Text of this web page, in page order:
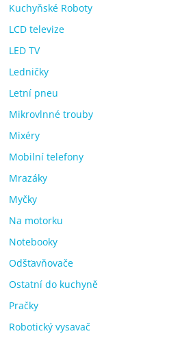
Kuchyňské Roboty
LCD televize
LED TV
Ledničky
Letní pneu
Mikrovlnné trouby
Mixéry
Mobilní telefony
Mrazáky
Myčky
Na motorku
Notebooky
Odšťavňovače
Ostatní do kuchyně
Pračky
Robotický vysavač